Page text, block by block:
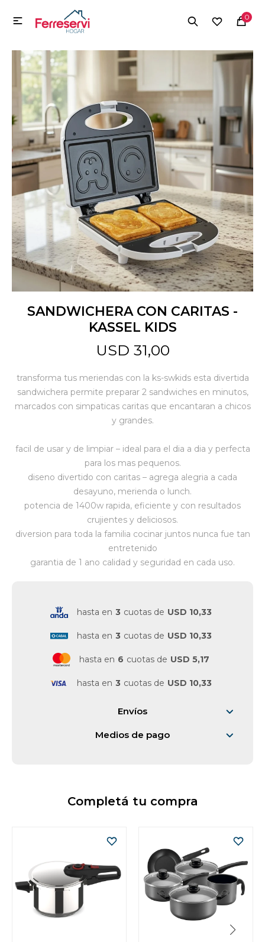
0

SANDWICHERA CON CARITAS -
KASSEL KIDS
USD 31,00
transforma tus meriendas con la ks-swkids esta divertida
sandwichera permite preparar 2 sandwiches en minutos,
marcados con simpaticas caritas que encantaran a chicos
y grandes.
facil de usar y de limpiar – ideal para el dia a dia y perfecta
para los mas pequenos.
diseno divertido con caritas – agrega alegria a cada
desayuno, merienda o lunch.
potencia de 1400w rapida, eficiente y con resultados
crujientes y deliciosos.
diversion para toda la familia cocinar juntos nunca fue tan
entretenido
garantia de 1 ano calidad y seguridad en cada uso.
hasta en 3 cuotas de USD 10,33
hasta en 3 cuotas de USD 10,33
hasta en 6 cuotas de USD 5,17
hasta en 3 cuotas de USD 10,33
Envíos
Medios de pago
Completá tu compra
MI CUENTA
Menú Herramientas y Construcción Electrodomésticos
Herramientas y Construcción
Electrodomésticos
Tecnología
Deportes
Camping
Jardín y Aire Libre
Bazar
Juguetes y artículos para bebé
Ferretería
Vestimenta y calzado